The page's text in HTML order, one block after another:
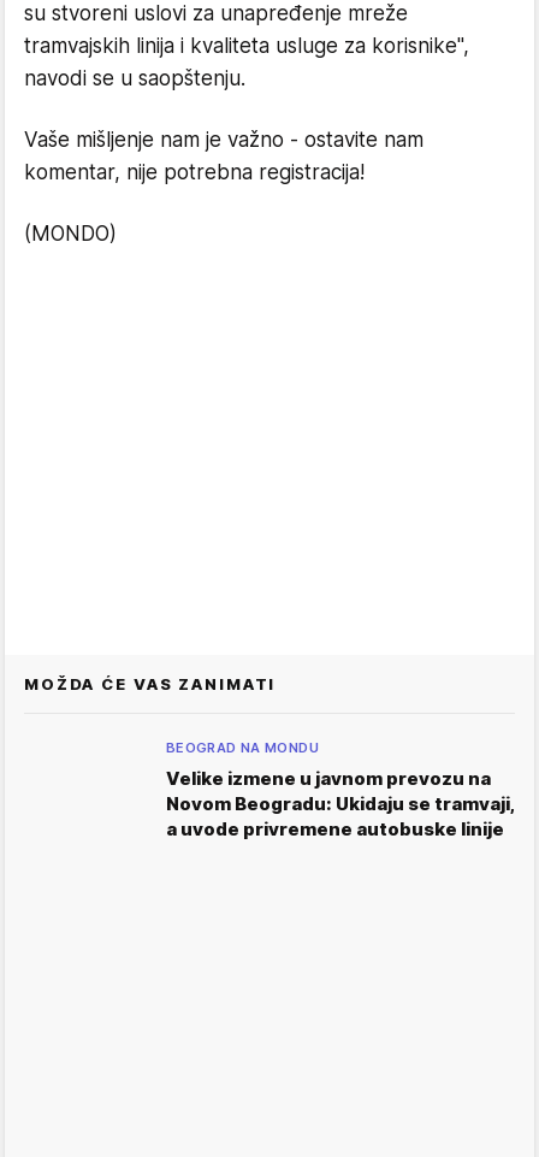
su stvoreni uslovi za unapređenje mreže
tramvajskih linija i kvaliteta usluge za korisnike",
navodi se u saopštenju.
Vaše mišljenje nam je važno - ostavite nam
komentar, nije potrebna registracija!
(MONDO)
MOŽDA ĆE VAS ZANIMATI
BEOGRAD NA MONDU
Velike izmene u javnom prevozu na
Novom Beogradu: Ukidaju se tramvaji,
a uvode privremene autobuske linije